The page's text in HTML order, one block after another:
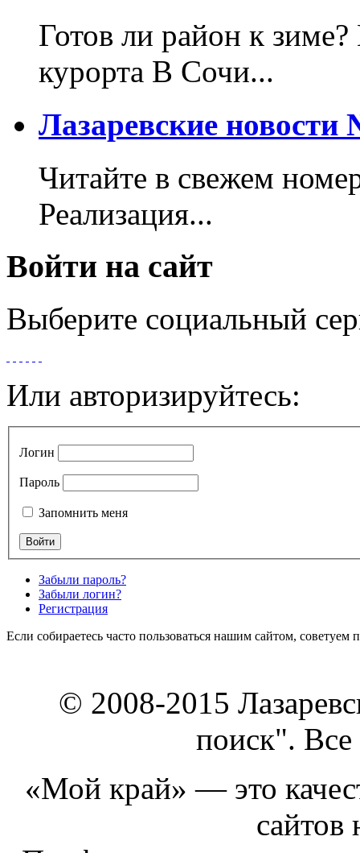
Готов ли район к
курорта В Сочи...
Лазаревские новости
Читайте в свежем
Реализация...
Войти на сайт
Выберите социальный
Или авторизируйтесь:
Логин
Пароль
Запомнить меня
Забыли пароль?
Забыли логин?
Регистрация
Если собираетесь часто пользоваться нашим сайтом, советуем
© 2008-2015
поиск".
«Мой край» — это
сайтов